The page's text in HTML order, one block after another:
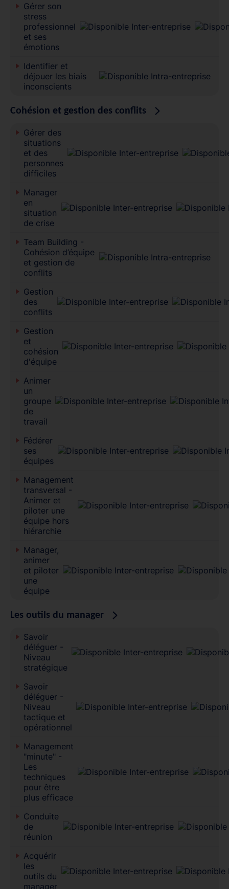
Gérer son
stress
professionnel
et ses
émotions
Identifier et
déjouer les biais
inconscients
Cohésion et gestion des conflits
Gérer des
situations
et des
personnes
difficiles
Manager
en
situation
de crise
Team Building -
Cohésion d’équipe
et gestion de
conflits
Gestion
des
conflits
Gestion
et
cohésion
d'équipe
Animer
un
groupe
de
travail
Fédérer
ses
équipes
Management
transversal -
Animer et
piloter une
équipe hors
hiérarchie
Manager,
animer
et piloter
une
équipe
Les outils du manager
Savoir
déléguer -
Niveau
stratégique
Savoir
déléguer -
Niveau
tactique et
opérationnel
Management
"minute" -
Les
techniques
pour être
plus efficace
Conduite
de
réunion
Acquérir
les
outils du
manager